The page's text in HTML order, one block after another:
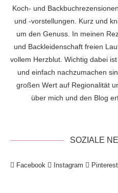
Koch- und
und -vorstellungen. Kurz und
um den Genuss. In meinen
und Backleidenschaft freien
vollem Herzblut. Wichtig dabei
und einfach nachzumachen
großen Wert auf Regionalität
über mich und den Blog
SOZIALE
Facebook Instagram Pinterest